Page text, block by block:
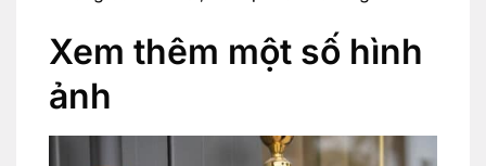
Xem thêm một số hình
ảnh